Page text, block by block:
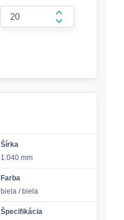
form.increase-
Šírka
1.040 mm
Farba
biela / biela
Špecifikácia